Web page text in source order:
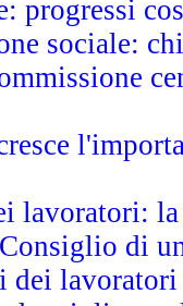
progressi
sociale:
lavoratori:
di
dei lavoratori